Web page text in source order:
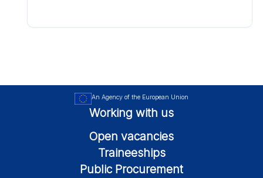
An Agency of the European Union
Working with us
Open vacancies
Traineeships
Public Procurement